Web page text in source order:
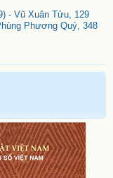
- Vũ Xuân Tửu, 129
Phương Quý, 348